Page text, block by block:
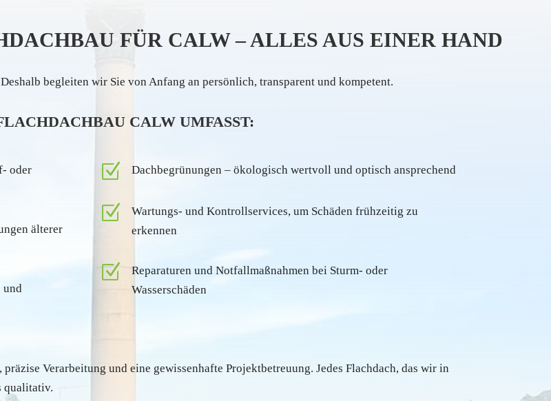
FÜR CALW – ALLES AUS EINER HAND
begleiten wir Sie von Anfang an persönlich, transparent und kompetent.
CALW UMFASST:
oder
älterer
und
Z Dachbegrünungen – ökologisch wertvoll und optisch ansprechend
Z
Wartungs- und Kontrollservices, um Schäden frühzeitig zu
erkennen
Z
Reparaturen und Notfallmaßnahmen bei Sturm- oder
Wasserschäden
Verarbeitung und eine gewissenhafte Projektbetreuung. Jedes Flachdach, das wir in
qualitativ.